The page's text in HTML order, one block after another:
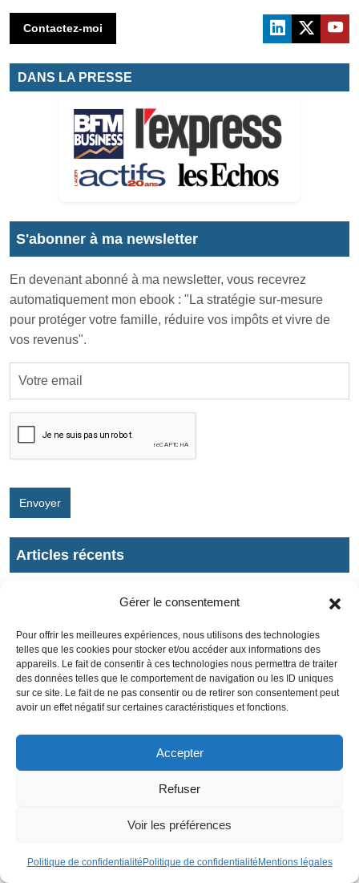
Gérer le consentement
Pour offrir les meilleures expériences, nous utilisons des technologies
telles que les cookies pour stocker et/ou accéder aux informations des
appareils. Le fait de consentir à ces technologies nous permettra de traiter
des données telles que le comportement de navigation ou les ID uniques
sur ce site. Le fait de ne pas consentir ou de retirer son consentement peut
avoir un effet négatif sur certaines caractéristiques et fonctions.
Accepter
Refuser
Voir les préférences
Politique de confidentialité Politique de confidentialité Mentions légales
Contactez-moi
DANS LA PRESSE
S'abonner à ma newsletter
En devenant abonné à ma newsletter, vous recevrez
automatiquement mon ebook : "La stratégie sur-mesure
pour protéger votre famille, réduire vos impôts et vivre de
vos revenus".
Envoyer
Articles récents
comptes à terme sécurisés
L’or atteint des sommets : espoir d’accord au
Moyen-Orient enflamme le marché
Réformes de la Retraite : Nouvelles Avantages
Protection du patrimoine en cas de faillite